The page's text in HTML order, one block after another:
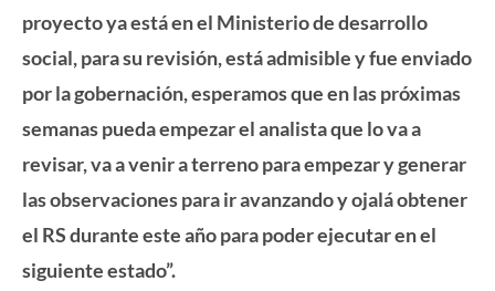
proyecto ya está en el Ministerio de desarrollo
social, para su revisión, está admisible y fue enviado
por la gobernación, esperamos que en las próximas
semanas pueda empezar el analista que lo va a
revisar, va a venir a terreno para empezar y generar
las observaciones para ir avanzando y ojalá obtener
el RS durante este año para poder ejecutar en el
siguiente estado”.